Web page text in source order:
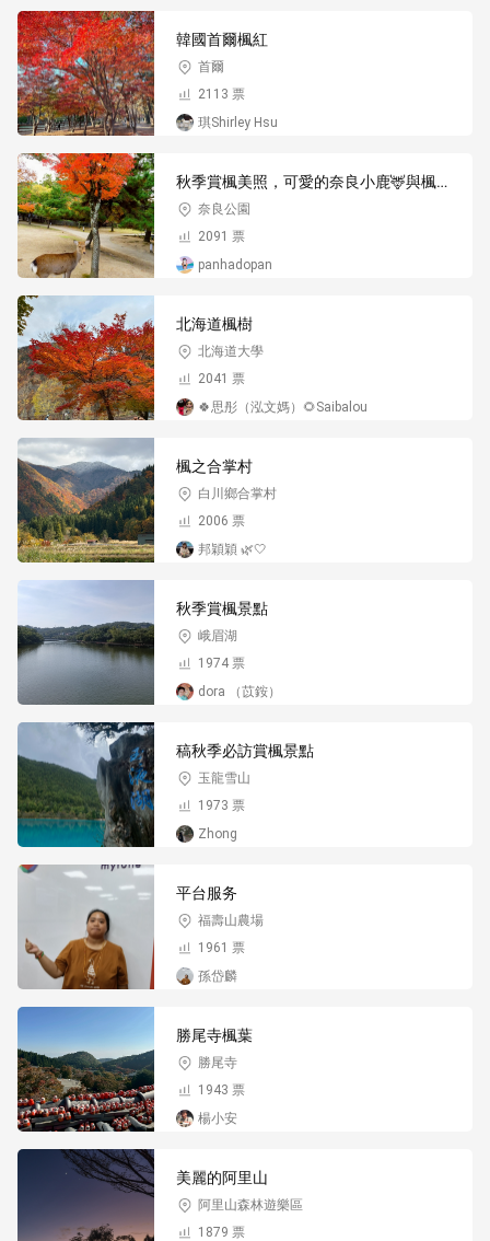
韓國首爾楓紅
首爾
2113 票
琪Shirley Hsu
秋季賞楓美照，可愛的奈良小鹿🦌與楓葉
奈良公園
2091 票
panhadopan
北海道楓樹
北海道大學
2041 票
🍀思彤（泓文媽）🌻Saibalou
楓之合掌村
白川鄉合掌村
2006 票
邦穎穎 🌿🤍
秋季賞楓景點
峨眉湖
1974 票
dora （苡銨）
稿秋季必訪賞楓景點
玉龍雪山
1973 票
Zhong
平台服务
福壽山農場
1961 票
孫岱麟
勝尾寺楓葉
勝尾寺
1943 票
楊小安
美麗的阿里山
阿里山森林遊樂區
1879 票